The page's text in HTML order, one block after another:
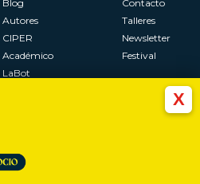
X
Blog
Autores
CIPER
Académico
LaBot
Contacto
Talleres
Newsletter
Festival